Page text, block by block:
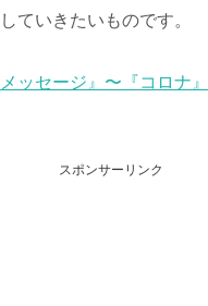
ていきたいものです。
メッセージ』〜『コロナ
スポンサーリンク